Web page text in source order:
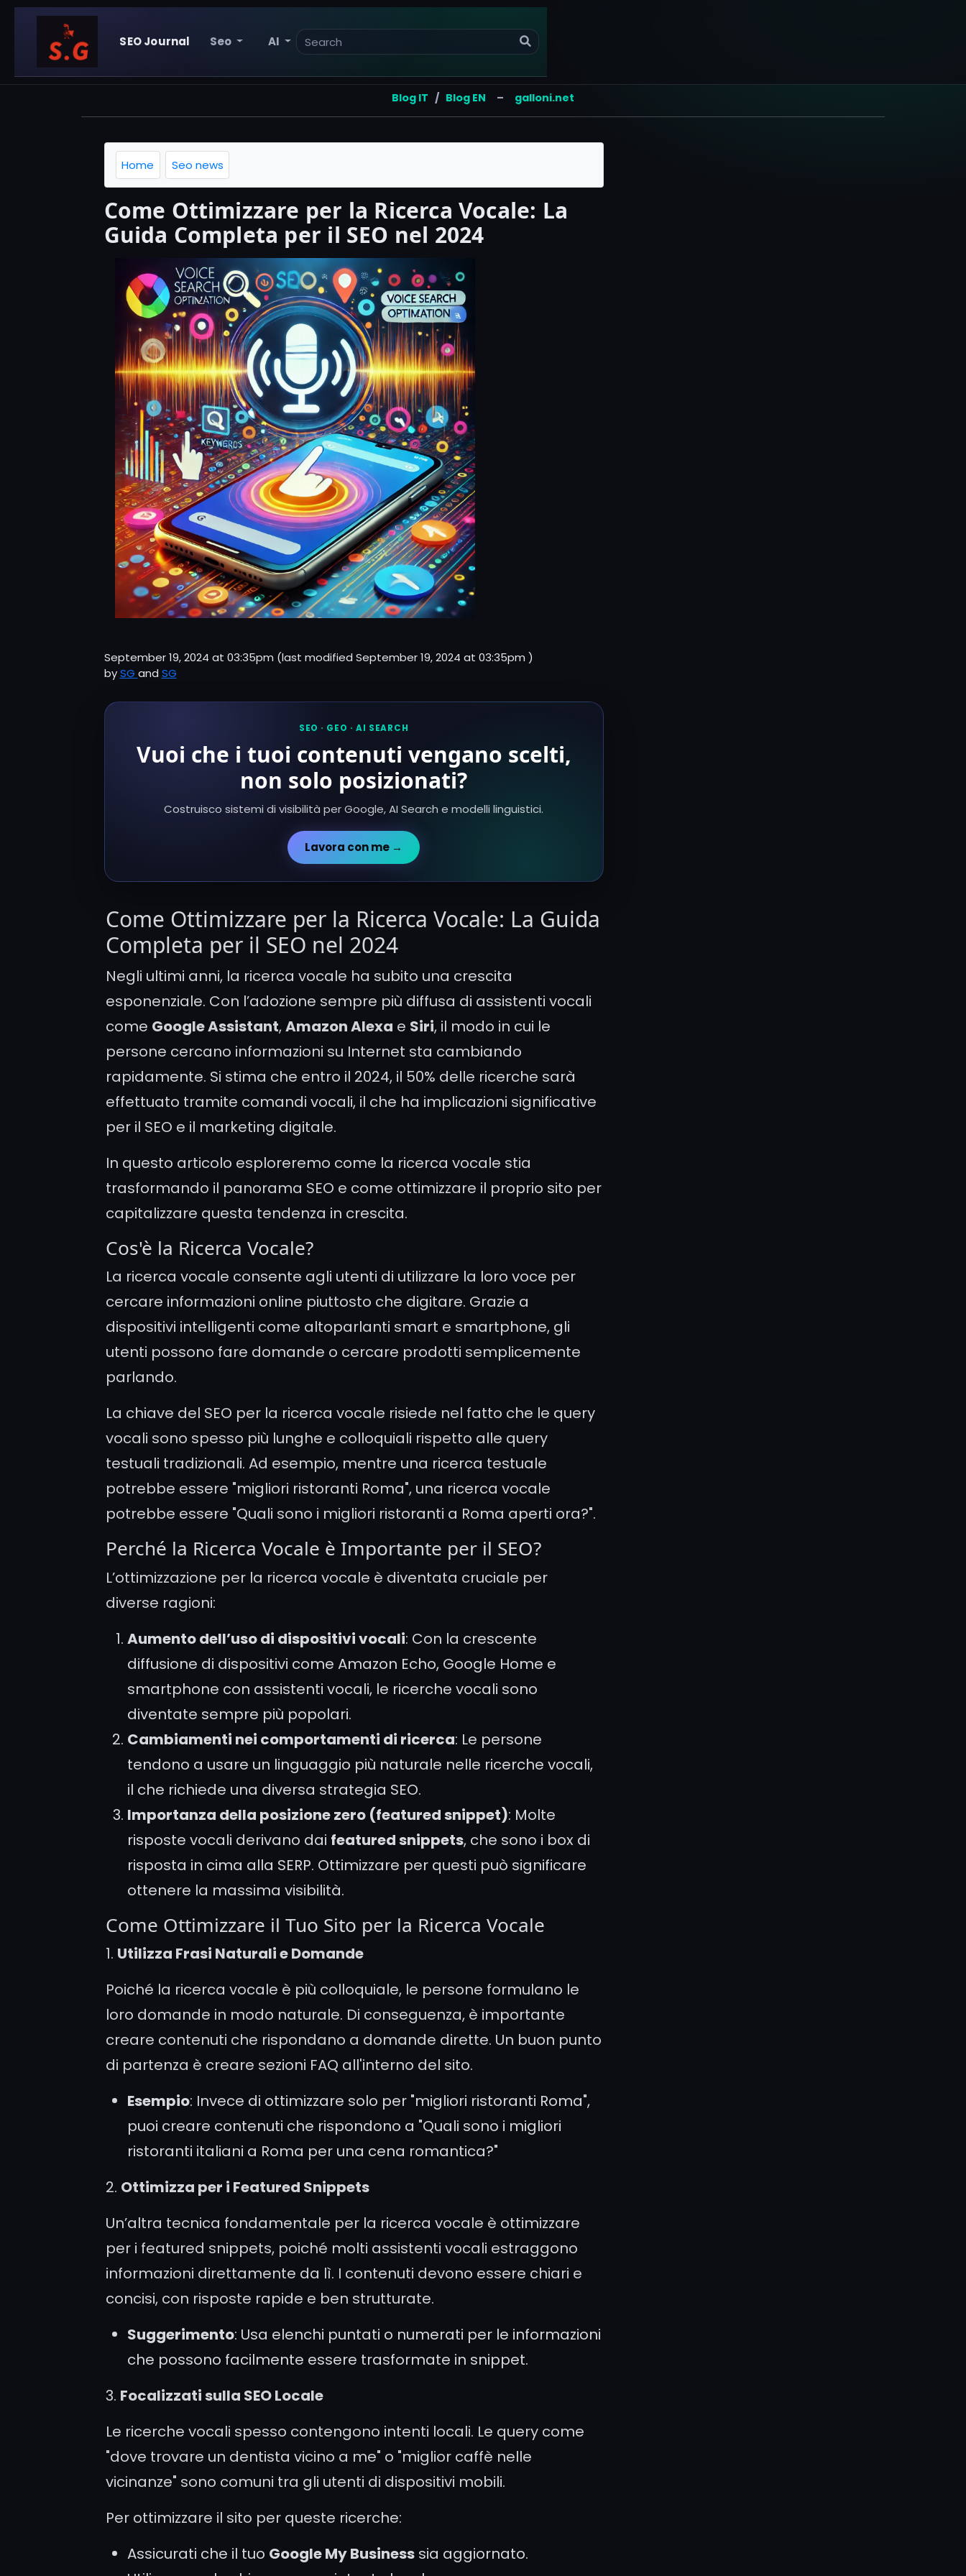
SEO Journal Seo AI
Blog IT / Blog EN – galloni.net
Home Seo news
Come Ottimizzare per la Ricerca Vocale: La
Guida Completa per il SEO nel 2024
September 19, 2024 at 03:35pm (last modified September 19, 2024 at 03:35pm )
bySG and SG
SEO · GEO · AI SEARCH
Vuoi che i tuoi contenuti vengano scelti,
non solo posizionati?
Costruisco sistemi di visibilità per Google, AI Search e modelli linguistici.
Lavora con me →
Come Ottimizzare per la Ricerca Vocale: La Guida
Completa per il SEO nel 2024
Negli ultimi anni, la ricerca vocale ha subito una crescita
esponenziale. Con l’adozione sempre più diffusa di assistenti vocali
come Google Assistant,Amazon Alexa e Siri, il modo in cui le
persone cercano informazioni su Internet sta cambiando
rapidamente. Si stima che entro il 2024, il 50% delle ricerche sarà
effettuato tramite comandi vocali, il che ha implicazioni significative
per il SEO e il marketing digitale.
In questo articolo esploreremo come la ricerca vocale stia
trasformando il panorama SEO e come ottimizzare il proprio sito per
capitalizzare questa tendenza in crescita.
Cos'è la Ricerca Vocale?
La ricerca vocale consente agli utenti di utilizzare la loro voce per
cercare informazioni online piuttosto che digitare. Grazie a
dispositivi intelligenti come altoparlanti smart e smartphone, gli
utenti possono fare domande o cercare prodotti semplicemente
parlando.
La chiave del SEO per la ricerca vocale risiede nel fatto che le query
vocali sono spesso più lunghe e colloquiali rispetto alle query
testuali tradizionali. Ad esempio, mentre una ricerca testuale
potrebbe essere "migliori ristoranti Roma", una ricerca vocale
potrebbe essere "Quali sono i migliori ristoranti a Roma aperti ora?".
Perché la Ricerca Vocale è Importante per il SEO?
L’ottimizzazione per la ricerca vocale è diventata cruciale per
diverse ragioni:
Aumento dell’uso di dispositivi vocali: Con la crescente
diffusione di dispositivi come Amazon Echo, Google Home e
smartphone con assistenti vocali, le ricerche vocali sono
diventate sempre più popolari.
Cambiamenti nei comportamenti di ricerca: Le persone
tendono a usare un linguaggio più naturale nelle ricerche vocali,
il che richiede una diversa strategia SEO.
Importanza della posizione zero (featured snippet): Molte
risposte vocali derivano dai featured snippets, che sono i box di
risposta in cima alla SERP. Ottimizzare per questi può significare
ottenere la massima visibilità.
Come Ottimizzare il Tuo Sito per la Ricerca Vocale
1. Utilizza Frasi Naturali e Domande
Poiché la ricerca vocale è più colloquiale, le persone formulano le
loro domande in modo naturale. Di conseguenza, è importante
creare contenuti che rispondano a domande dirette. Un buon punto
di partenza è creare sezioni FAQ all'interno del sito.
Esempio: Invece di ottimizzare solo per "migliori ristoranti Roma",
puoi creare contenuti che rispondono a "Quali sono i migliori
ristoranti italiani a Roma per una cena romantica?"
2. Ottimizza per i Featured Snippets
Un’altra tecnica fondamentale per la ricerca vocale è ottimizzare
per i featured snippets, poiché molti assistenti vocali estraggono
informazioni direttamente da lì. I contenuti devono essere chiari e
concisi, con risposte rapide e ben strutturate.
Suggerimento: Usa elenchi puntati o numerati per le informazioni
che possono facilmente essere trasformate in snippet.
3. Focalizzati sulla SEO Locale
Le ricerche vocali spesso contengono intenti locali. Le query come
"dove trovare un dentista vicino a me" o "miglior caffè nelle
vicinanze" sono comuni tra gli utenti di dispositivi mobili.
Per ottimizzare il sito per queste ricerche:
Assicurati che il tuo Google My Businesssia aggiornato.